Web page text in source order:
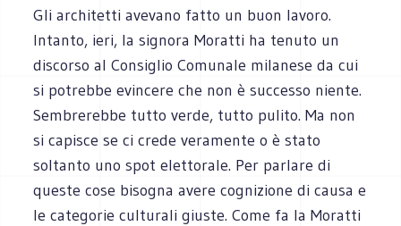
Gli architetti avevano fatto un buon lavoro.
Intanto, ieri, la signora Moratti ha tenuto un
discorso al Consiglio Comunale milanese da cui
si potrebbe evincere che non è successo niente.
Sembrerebbe tutto verde, tutto pulito. Ma non
si capisce se ci crede veramente o è stato
soltanto uno spot elettorale. Per parlare di
queste cose bisogna avere cognizione di causa e
le categorie culturali giuste. Come fa la Moratti